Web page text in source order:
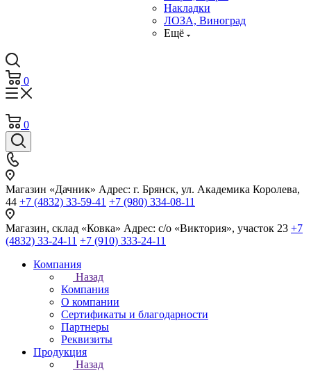
Накладки
ЛОЗА, Виноград
Ещё
0
0
Магазин «Дачник» Адрес: г. Брянск, ул. Академика Королева,
44 +7 (4832) 33-59-41 +7 (980) 334-08-11
Магазин, склад «Ковка» Адрес: с/о «Виктория», участок 23 +7
(4832) 33-24-11 +7 (910) 333-24-11
Компания
Назад
Компания
О компании
Сертификаты и благодарности
Партнеры
Реквизиты
Продукция
Назад